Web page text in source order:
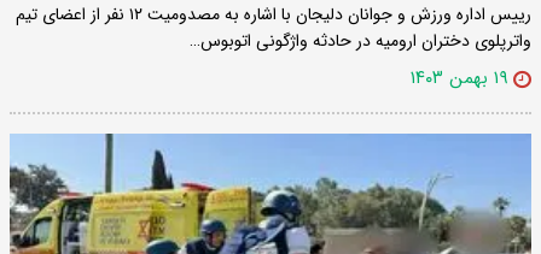
رییس اداره ورزش و جوانان دلیجان با اشاره به مصدومیت ۱۲ نفر از اعضای تیم
واترپلوی دختران ارومیه در حادثه واژگونی اتوبوس…
۱۹ بهمن ۱۴۰۳